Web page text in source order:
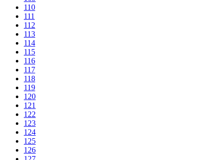
110
111
112
113
114
115
116
117
118
119
120
121
122
123
124
125
126